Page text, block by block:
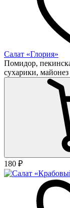
Салат «Глория»
Помидор,
сухарики, майонез
180 ₽